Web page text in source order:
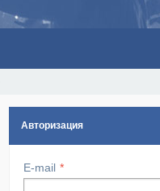
Авторизация
E-mail